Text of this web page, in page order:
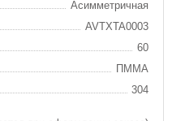
Асимметричная
AVTXTA0003
60
ПММА
304